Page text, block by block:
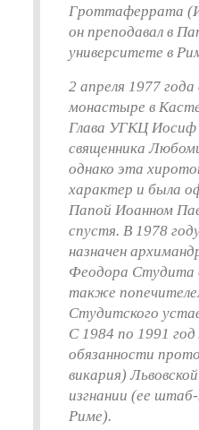
Гроттаферрата
он преподавал в
университете в
2 апреля 1977
монастыре в
Глава УГКЦ Иосиф
священника
однако эта
характер и была
Папой Иоанном
спустя. В 1978
назначен
Феодора Студита
также
Студитского
С 1984 по 1991
обязанности
викария)
изгнании (ее
Риме).